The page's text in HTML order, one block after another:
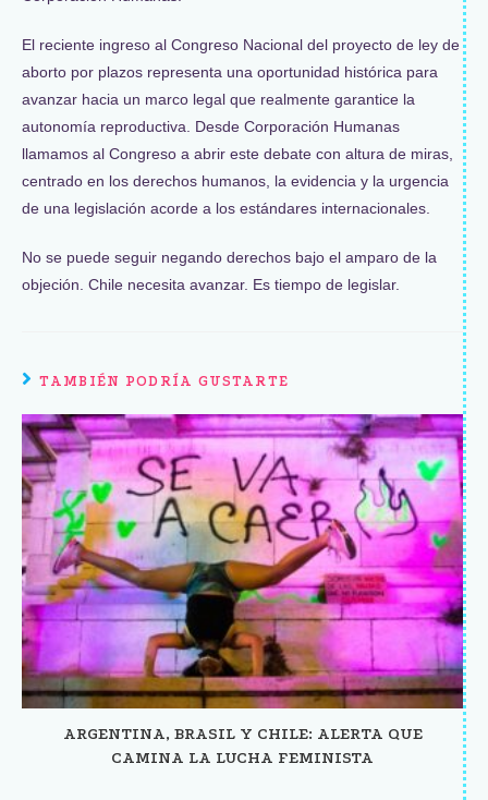
El reciente ingreso al Congreso Nacional del proyecto de ley de
aborto por plazos representa una oportunidad histórica para
avanzar hacia un marco legal que realmente garantice la
autonomía reproductiva. Desde Corporación Humanas
llamamos al Congreso a abrir este debate con altura de miras,
centrado en los derechos humanos, la evidencia y la urgencia
de una legislación acorde a los estándares internacionales.
No se puede seguir negando derechos bajo el amparo de la
objeción. Chile necesita avanzar. Es tiempo de legislar.
TAMBIÉN PODRÍA GUSTARTE
ARGENTINA, BRASIL Y CHILE: ALERTA QUE
CAMINA LA LUCHA FEMINISTA